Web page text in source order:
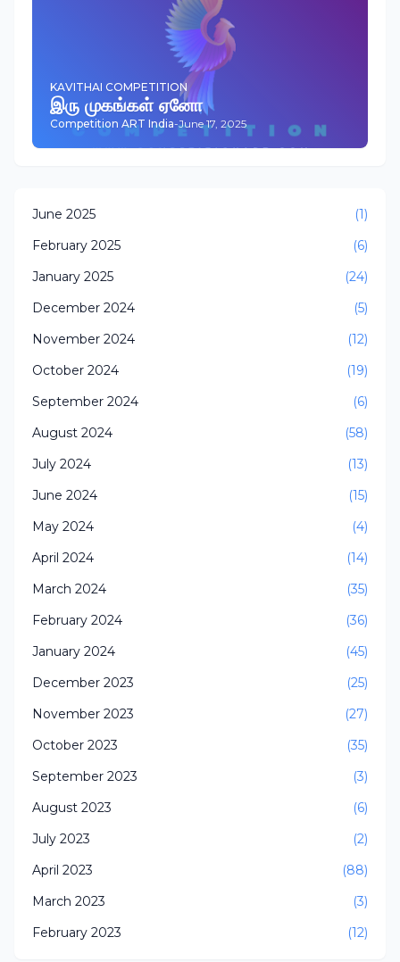
KAVITHAI COMPETITION
இரு முகங்கள் ஏனோ
Competition ART India-June 17, 2025
June 2025
(1)
February 2025
(6)
January 2025
(24)
December 2024
(5)
November 2024
(12)
October 2024
(19)
September 2024
(6)
August 2024
(58)
July 2024
(13)
June 2024
(15)
May 2024
(4)
April 2024
(14)
March 2024
(35)
February 2024
(36)
January 2024
(45)
December 2023
(25)
November 2023
(27)
October 2023
(35)
September 2023
(3)
August 2023
(6)
July 2023
(2)
April 2023
(88)
March 2023
(3)
February 2023
(12)